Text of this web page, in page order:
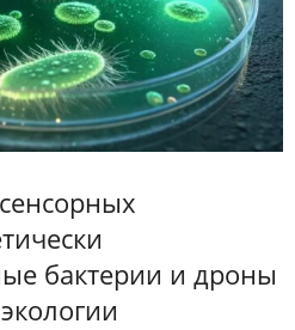
бактерии и дроны